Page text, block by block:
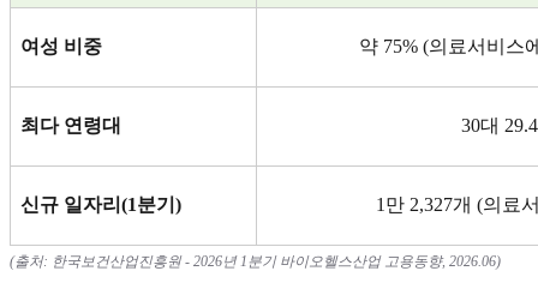
여성 비중 약75% (의료서비스
최다 연령대 30대
신규 일자리 (1분기 ) 1 만2,327개 (의료
(출처: 한국보건산업진흥원- 2026년1 분기 바이오헬스산업 고용동향, 2026.06)